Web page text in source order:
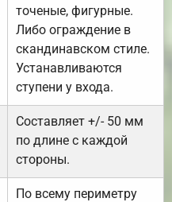
точеные, фигурные.
Либо ограждение в
скандинавском стиле.
Устанавливаются
ступени у входа.
Составляет +/- 50 мм
по длине с каждой
стороны.
По всему периметру